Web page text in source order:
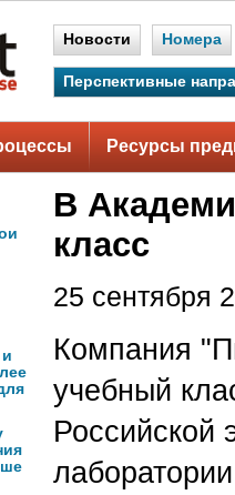
Новости Номера
Перспективные
Ресурсы
В
класс
25 сентября
Компания
учебный
Российской